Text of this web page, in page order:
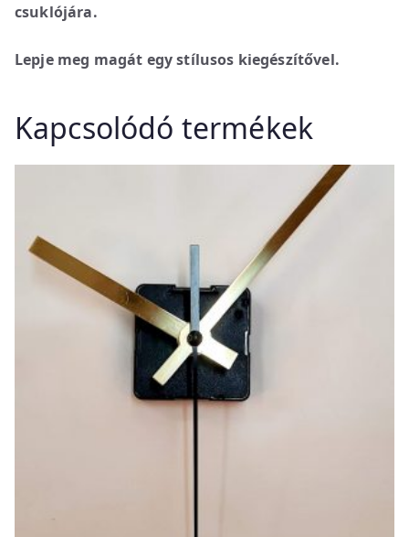
csuklójára.
Lepje meg magát egy stílusos kiegészítővel.
Kapcsolódó termékek